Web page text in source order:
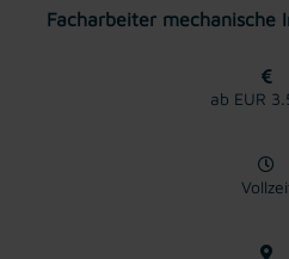
Facharbeiter mechanische
ab EUR